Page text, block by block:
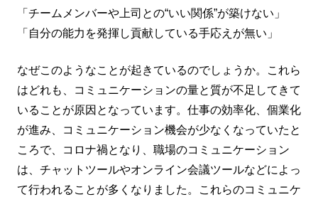
「チームメンバーや上司との“いい関係”が築けない」
「自分の能力を発揮し貢献している手応えが無い」
なぜこのようなことが起きているのでしょうか。これら
はどれも、コミュニケーションの量と質が不足してきて
いることが原因となっています。仕事の効率化、個業化
が進み、コミュニケーション機会が少なくなっていたと
ころで、コロナ禍となり、職場のコミュニケーション
は、チャットツールやオンライン会議ツールなどによっ
て行われることが多くなりました。これらのコミュニケ